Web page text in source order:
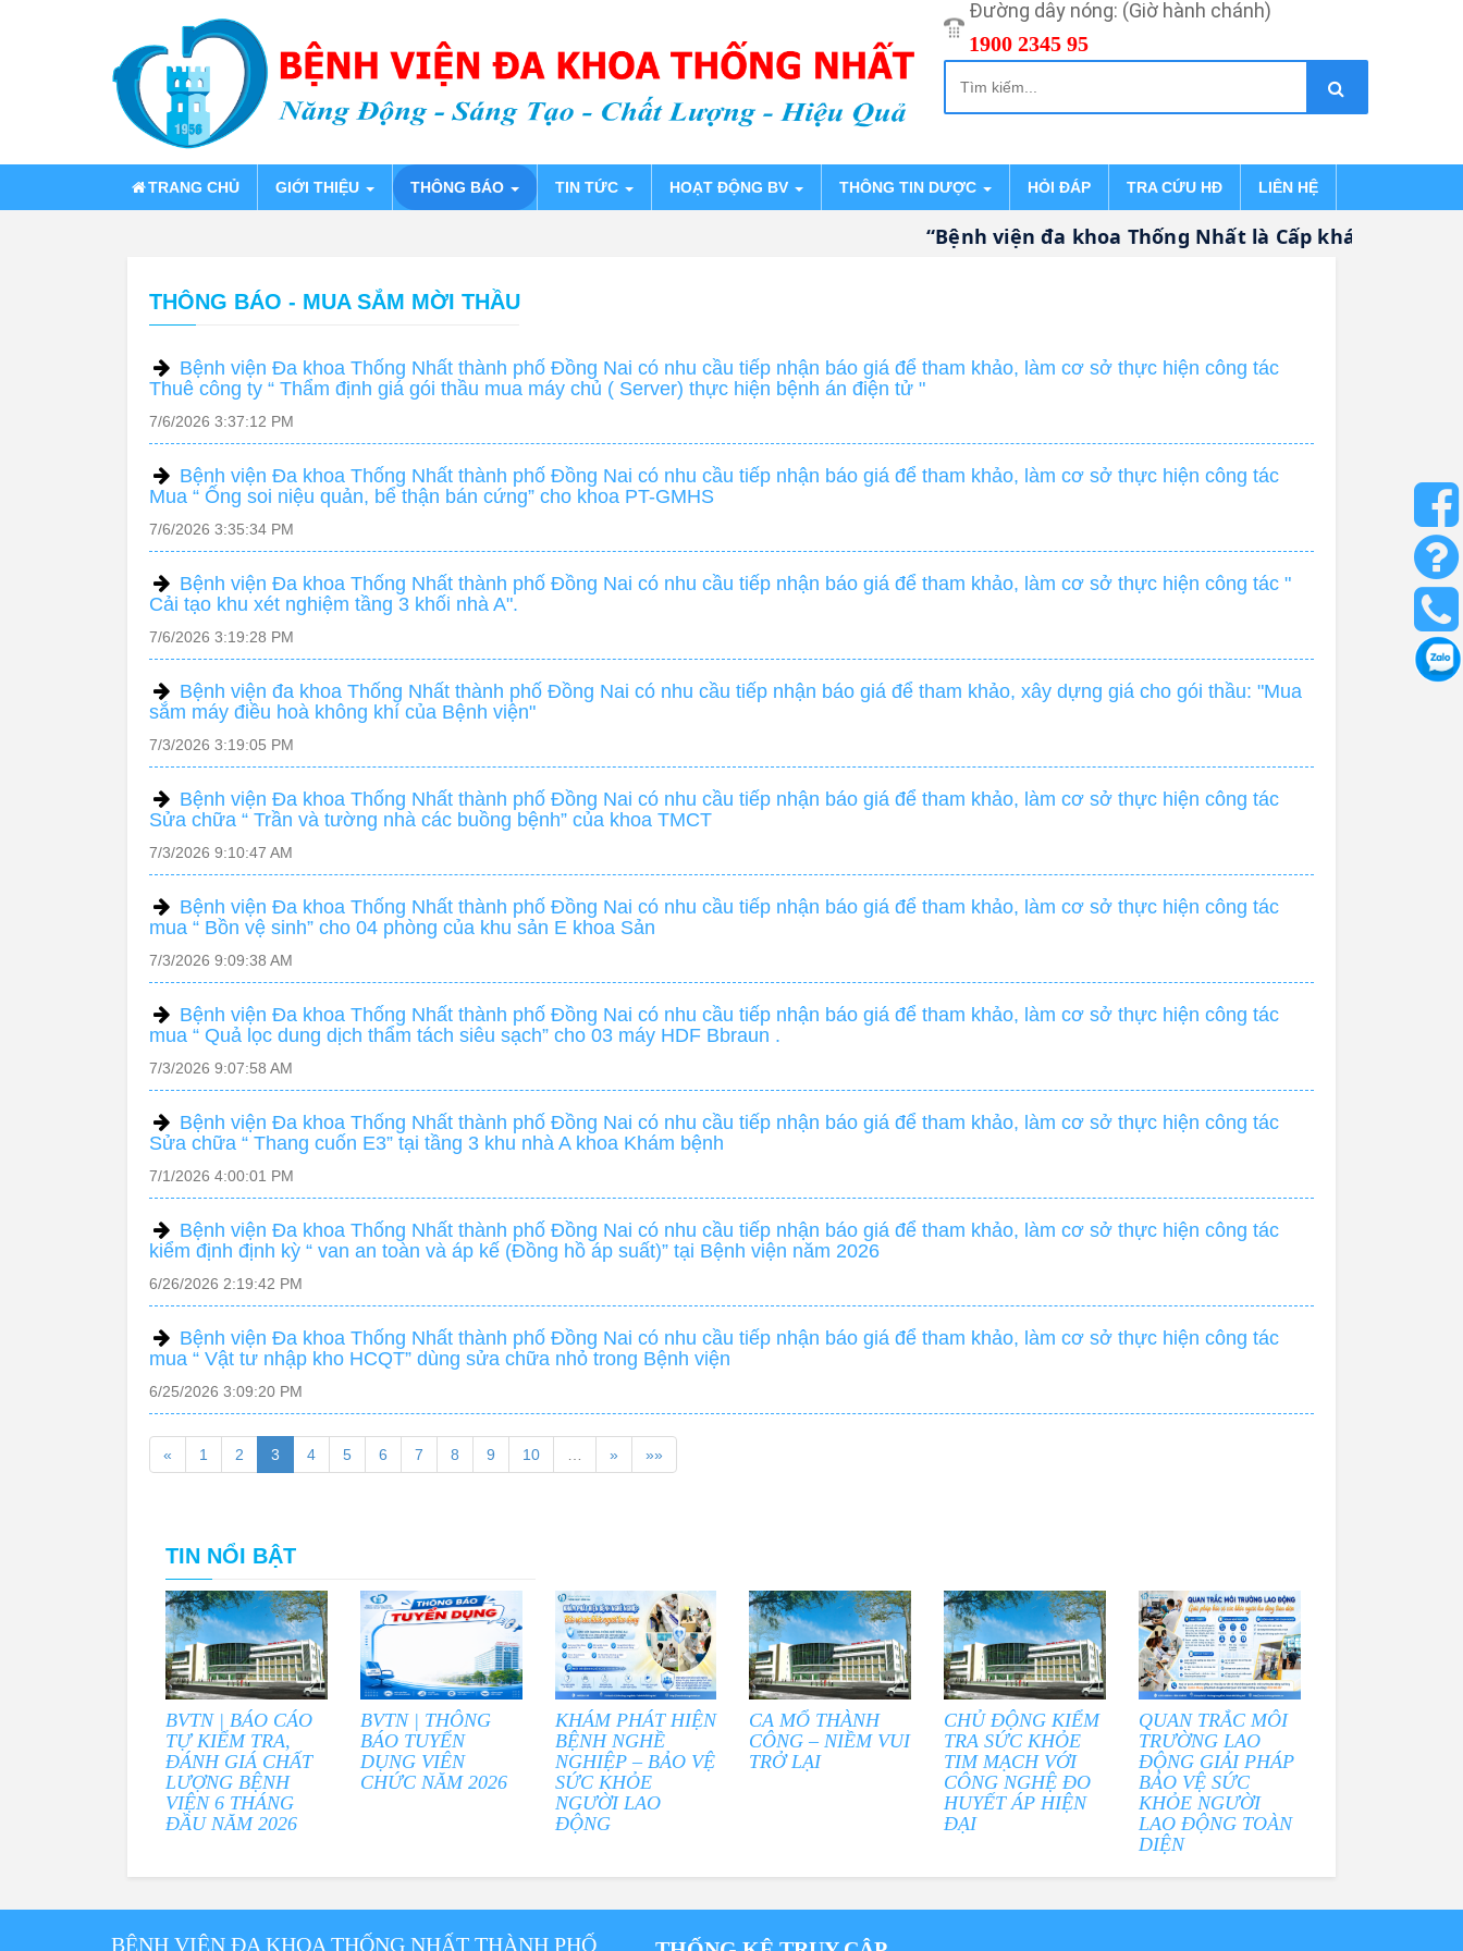
Đường dây nóng: (Giờ hành chánh)
1900 2345 95
TRANG CHỦ GIỚI THIỆU THÔNG BÁO TIN TỨC HOẠT ĐỘNG BV THÔNG TIN DƯỢC HỎI ĐÁP TRA CỨU HĐ LIÊN HỆ
“Bệnh viện đa khoa Thống Nhất là Cấp khám bệnh, chữa
THÔNG BÁO - MUA SẮM MỜI THẦU
Bệnh viện Đa khoa Thống Nhất thành phố Đồng Nai có nhu cầu tiếp nhận báo giá để tham khảo, làm cơ sở thực hiện công tác
Thuê công ty “ Thẩm định giá gói thầu mua máy chủ ( Server) thực hiện bệnh án điện tử "
7/6/2026 3:37:12 PM
Bệnh viện Đa khoa Thống Nhất thành phố Đồng Nai có nhu cầu tiếp nhận báo giá để tham khảo, làm cơ sở thực hiện công tác
Mua “ Ống soi niệu quản, bể thận bán cứng” cho khoa PT-GMHS
7/6/2026 3:35:34 PM
Bệnh viện Đa khoa Thống Nhất thành phố Đồng Nai có nhu cầu tiếp nhận báo giá để tham khảo, làm cơ sở thực hiện công tác "
Cải tạo khu xét nghiệm tầng 3 khối nhà A".
7/6/2026 3:19:28 PM
Bệnh viện đa khoa Thống Nhất thành phố Đồng Nai có nhu cầu tiếp nhận báo giá để tham khảo, xây dựng giá cho gói thầu: "Mua
sắm máy điều hoà không khí của Bệnh viện"
7/3/2026 3:19:05 PM
Bệnh viện Đa khoa Thống Nhất thành phố Đồng Nai có nhu cầu tiếp nhận báo giá để tham khảo, làm cơ sở thực hiện công tác
Sửa chữa “ Trần và tường nhà các buồng bệnh” của khoa TMCT
7/3/2026 9:10:47 AM
Bệnh viện Đa khoa Thống Nhất thành phố Đồng Nai có nhu cầu tiếp nhận báo giá để tham khảo, làm cơ sở thực hiện công tác
mua “ Bồn vệ sinh” cho 04 phòng của khu sản E khoa Sản
7/3/2026 9:09:38 AM
Bệnh viện Đa khoa Thống Nhất thành phố Đồng Nai có nhu cầu tiếp nhận báo giá để tham khảo, làm cơ sở thực hiện công tác
mua “ Quả lọc dung dịch thẩm tách siêu sạch” cho 03 máy HDF Bbraun .
7/3/2026 9:07:58 AM
Bệnh viện Đa khoa Thống Nhất thành phố Đồng Nai có nhu cầu tiếp nhận báo giá để tham khảo, làm cơ sở thực hiện công tác
Sửa chữa “ Thang cuốn E3” tại tầng 3 khu nhà A khoa Khám bệnh
7/1/2026 4:00:01 PM
Bệnh viện Đa khoa Thống Nhất thành phố Đồng Nai có nhu cầu tiếp nhận báo giá để tham khảo, làm cơ sở thực hiện công tác
kiểm định định kỳ “ van an toàn và áp kế (Đồng hồ áp suất)” tại Bệnh viện năm 2026
6/26/2026 2:19:42 PM
Bệnh viện Đa khoa Thống Nhất thành phố Đồng Nai có nhu cầu tiếp nhận báo giá để tham khảo, làm cơ sở thực hiện công tác
mua “ Vật tư nhập kho HCQT” dùng sửa chữa nhỏ trong Bệnh viện
6/25/2026 3:09:20 PM
« 1 2 3 4 5 6 7 8 9 10 … » »»
TIN NỔI BẬT
BVTN | BÁO CÁO
TỰ KIỂM TRA,
ĐÁNH GIÁ CHẤT
LƯỢNG BỆNH
VIỆN 6 THÁNG
ĐẦU NĂM 2026
BVTN | THÔNG
BÁO TUYỂN
DỤNG VIÊN
CHỨC NĂM 2026
KHÁM PHÁT HIỆN
BỆNH NGHỀ
NGHIỆP – BẢO VỆ
SỨC KHỎE
NGƯỜI LAO
ĐỘNG
CA MỔ THÀNH
CÔNG – NIỀM VUI
TRỞ LẠI
CHỦ ĐỘNG KIỂM
TRA SỨC KHỎE
TIM MẠCH VỚI
CÔNG NGHỆ ĐO
HUYẾT ÁP HIỆN
ĐẠI
QUAN TRẮC MÔI
TRƯỜNG LAO
ĐỘNG GIẢI PHÁP
BẢO VỆ SỨC
KHỎE NGƯỜI
LAO ĐỘNG TOÀN
DIỆN
BỆNH VIỆN ĐA KHOA THỐNG NHẤT THÀNH PHỐ